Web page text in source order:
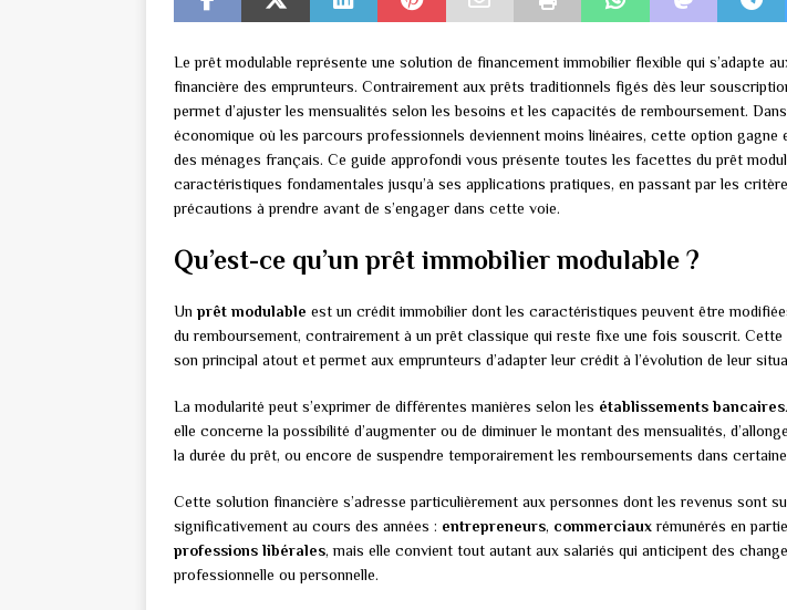
Le prêt modulable représente une solution de financement immobilier flexible qui s’adapte
financière des emprunteurs. Contrairement aux prêts traditionnels figés dès leur
permet d’ajuster les mensualités selon les besoins et les capacités de remboursement.
économique où les parcours professionnels deviennent moins linéaires, cette option gagne
des ménages français. Ce guide approfondi vous présente toutes les facettes du prêt
caractéristiques fondamentales jusqu’à ses applications pratiques, en passant par les
précautions à prendre avant de s’engager dans cette voie.
Qu’est-ce qu’un prêt immobilier modulable ?
Un prêt modulable est un crédit immobilier dont les caractéristiques peuvent être
du remboursement, contrairement à un prêt classique qui reste fixe une fois souscrit.
son principal atout et permet aux emprunteurs d’adapter leur crédit à l’évolution de leur
La modularité peut s’exprimer de différentes manières selon les établissements bancaires
elle concerne la possibilité d’augmenter ou de diminuer le montant des mensualités,
la durée du prêt, ou encore de suspendre temporairement les remboursements dans
Cette solution financière s’adresse particulièrement aux personnes dont les revenus sont
significativement au cours des années : entrepreneurs, commerciauxrémunérés en
professions libérales, mais elle convient tout autant aux salariés qui anticipent des
professionnelle ou personnelle.